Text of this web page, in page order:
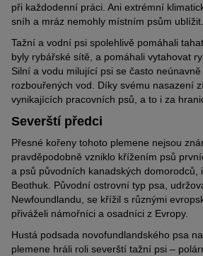
při každodenní práci. Ani extrémní
sníh a mráz nemohly místním psům ublížit.
Tažní a vodní psi spolehlivě pomáhali
byly rybářské sítě, a pomáhali vytahovat
Silní a vodu milující psi se často neúnavně
rozbouřených vod. Díky svému nasazení
vynikajících pracovních psů, a to i za
Severští předci
Přesné kořeny tohoto plemene nejsou
pravděpodobně vzniklo křížením psů
a psů původních kanadských domorodců,
Beothuk. Původní ostrovní typ psa,
Newfoundlandu, se křížil s různými
přiváželi námořníci a osadníci z Evropy.
Hustá podsada novofundlandského psa
plemene hráli roli severští tažní psi –